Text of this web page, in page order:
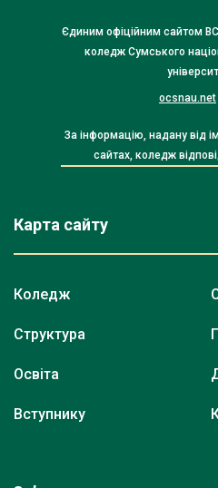
Єдиним офіційним сайтом
коледж Сумського
ocsnau.net
За інформацію, надану від
сайтах, коледж
Карта сайту
Коледж
Структура
Освіта
Вступнику